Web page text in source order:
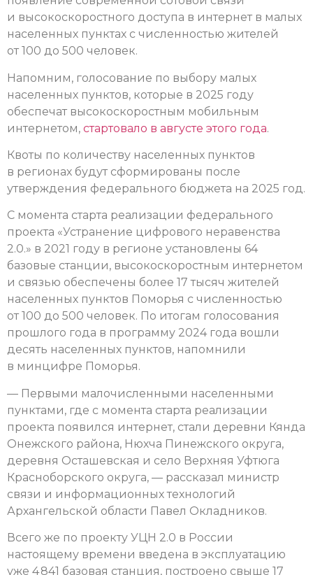
и высокоскоростного доступа в интернет в малых
населенных пунктах с численностью жителей
от 100 до 500 человек.
Напомним, голосование по выбору малых
населенных пунктов, которые в 2025 году
обеспечат высокоскоростным мобильным
интернетом, стартовало в августе этого года.
Квоты по количеству населенных пунктов
в регионах будут сформированы после
утверждения федерального бюджета на 2025 год.
С момента старта реализации федерального
проекта «Устранение цифрового неравенства
2.0.» в 2021 году в регионе установлены 64
базовые станции, высокоскоростным интернетом
и связью обеспечены более 17 тысяч жителей
населенных пунктов Поморья с численностью
от 100 до 500 человек. По итогам голосования
прошлого года в программу 2024 года вошли
десять населенных пунктов, напомнили
в минцифре Поморья.
— Первыми малочисленными населенными
пунктами, где с момента старта реализации
проекта появился интернет, стали деревни Кянда
Онежского района, Нюхча Пинежского округа,
деревня Осташевская и село Верхняя Уфтюга
Красноборского округа, — рассказал министр
связи и информационных технологий
Архангельской области Павел Окладников.
Всего же по проекту УЦН 2.0 в России
настоящему времени введена в эксплуатацию
уже 4 841 базовая станция, построено свыше 17